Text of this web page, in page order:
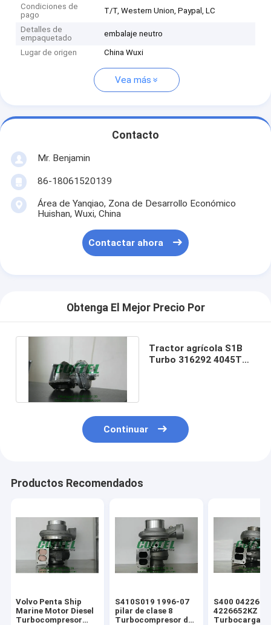
Condiciones de
pago
T/T, Western Union, Paypal, LC
Detalles de
empaquetado
embalaje neutro
Lugar de origen China Wuxi
Vea más
Contacto
Mr. Benjamin
86-18061520139
Área de Yanqiao, Zona de Desarrollo Económico
Huishan, Wuxi, China
Contactar ahora
Obtenga El Mejor Precio Por
Tractor agrícola S1B
Turbo 316292 4045T
Continuar
Productos Recomendados
Volvo Penta Ship
Marine Motor Diesel
Turbocompresor
S410S019 1996-07
pilar de clase 8
Turbocompresor de
S400
4226652KZ